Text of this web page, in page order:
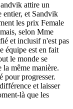
attire un
entier, et Sandvik
les prix Female
selon Mme
et inclusif n'est pas
équipe est en fait
le monde se
la même manière.
pour progresser.
et laisser
là que les